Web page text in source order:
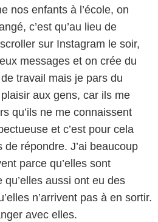
nos enfants à l’école, on
c’est qu’au lieu de
sur Instagram le soir,
messages et on crée du
travail mais je pars du
aux gens, car ils me
qu’ils ne me connaissent
et c’est pour cela
répondre. J’ai beaucoup
parce qu’elles sont
aussi ont eu des
n’arrivent pas à en sortir.
avec elles.